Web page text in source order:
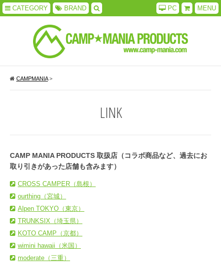
CATEGORY BRAND MENU
PC
CAMPMANIA>
LINK
CAMP MANIA PRODUCTS 取扱店（コラボ商品など、過去にお
取り引きがあった店舗も含みます）
CROSS CAMPER（島根）
ourthing（宮城）
Alpen TOKYO（東京）
TRUNKSIX（埼玉県）
KOTO CAMP（京都）
wimini hawaii（米国）
moderate（三重）